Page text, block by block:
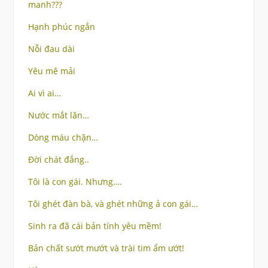
manh???
Hạnh phúc ngắn
Nỗi đau dài
Yêu mê mải
Ai vì ai…
Nước mắt lăn…
Dòng máu chặn…
Đời chát đắng..
Tôi là con gái. Nhưng….
Tôi ghét đàn bà, và ghét những ả con gái…
Sinh ra đã cái bản tính yêu mềm!
Bản chất sướt mướt và trài tim ẩm ướt!